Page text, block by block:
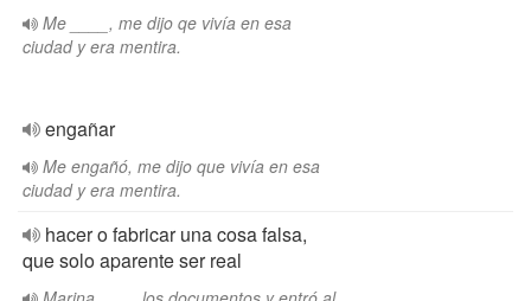
Me ____, me dijo qe vivía en esa
ciudad y era mentira.
engañar
Me engañó, me dijo que vivía en esa
ciudad y era mentira.
hacer o fabricar una cosa falsa,
que solo aparente ser real